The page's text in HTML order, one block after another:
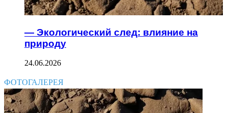
— Экологический след: влияние на
природу
24.06.2026
ФОТОГАЛЕРЕЯ